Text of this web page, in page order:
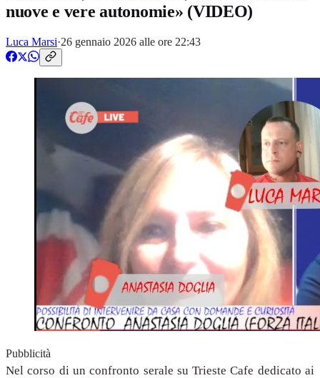
nuove e vere autonomie» (VIDEO)
Luca Marsi·26 gennaio 2026 alle ore 22:43
Pubblicità
Nel corso di un confronto serale su Trieste Cafe dedicato ai